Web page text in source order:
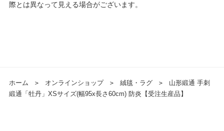
際とは異なって見える場合がございます。
ホーム ＞ オンラインショップ ＞ 絨毯・ラグ ＞
山形緞通 手刺
緞通「牡丹」XSサイズ(幅95x長さ60cm) 防炎【受注生産品】